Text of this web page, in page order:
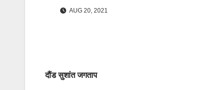
AUG 20, 2021
दौंड सुशांत जगताप